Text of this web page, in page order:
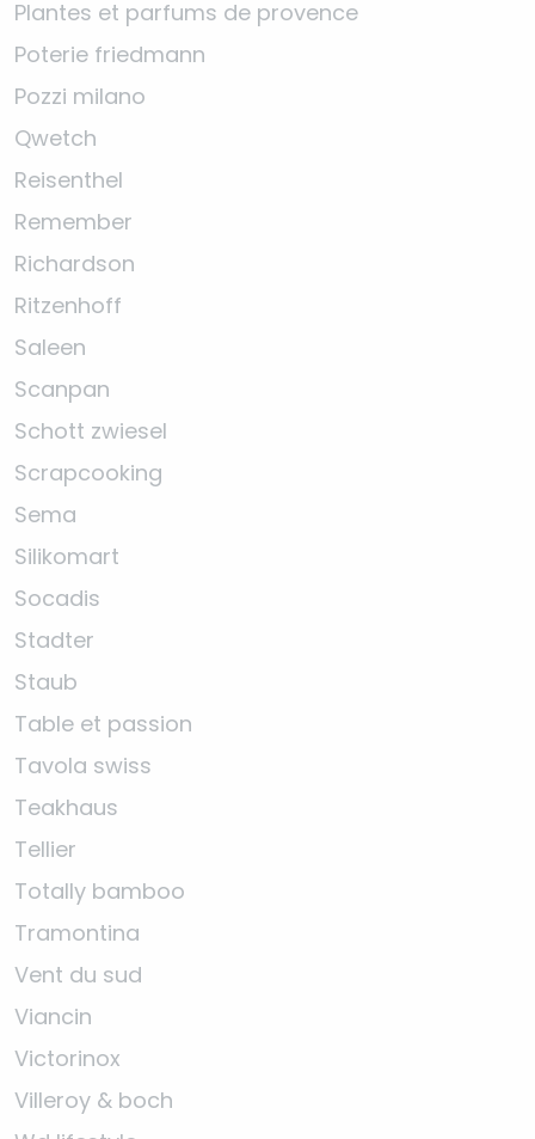
Plantes et parfums de provence
Poterie friedmann
Pozzi milano
Qwetch
Reisenthel
Remember
Richardson
Ritzenhoff
Saleen
Scanpan
Schott zwiesel
Scrapcooking
Sema
Silikomart
Socadis
Stadter
Staub
Table et passion
Tavola swiss
Teakhaus
Tellier
Totally bamboo
Tramontina
Vent du sud
Viancin
Victorinox
Villeroy & boch